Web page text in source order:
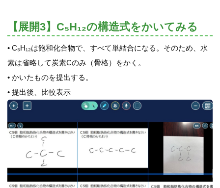
【展開3】C₅H₁₂の構造式をかいてみる
• C₅H₁₂は飽和化合物で、すべて単結合になる。そのため、水
素は省略して炭素Cのみ（骨格）をかく。
• かいたものを提出する。
• 提出後、比較表示